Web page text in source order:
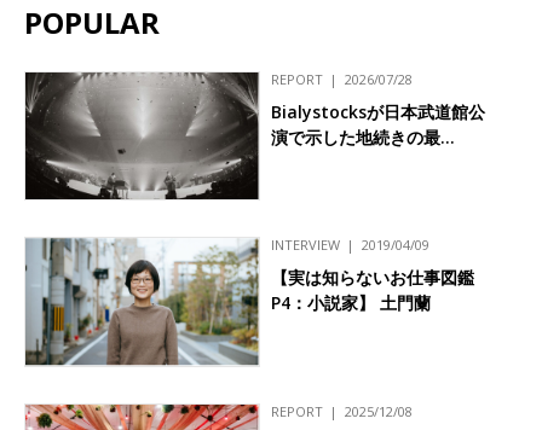
POPULAR
REPORT 2026/07/28
Bialystocksが日本武道館公
演で示した地続きの最…
INTERVIEW 2019/04/09
【実は知らないお仕事図鑑
P4：小説家】 土門蘭
REPORT 2025/12/08